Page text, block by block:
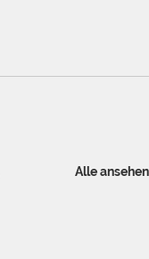
Alle ansehen